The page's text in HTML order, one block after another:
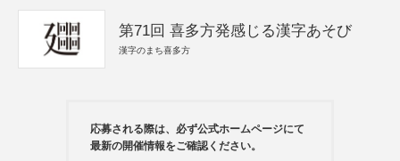
第71回 喜多方発感じる漢字あそび
漢字のまち喜多方
応募される際は、必ず公式ホームページにて
最新の開催情報をご確認ください。